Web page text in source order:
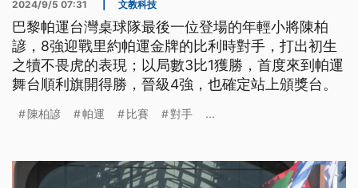
2024/9/5 07:31 文教科技
巴黎帕運台灣桌球隊最後一位登場的年輕小將陳柏
諺，8強迎戰里約帕運金牌的比利時對手，打出初生
之犢不畏虎的表現；以局數3比1獲勝，首度來到帕運
舞台順利旗開得勝，晉級4強，也確定站上頒獎台。
陳柏諺 帕運 比賽 對手 ...